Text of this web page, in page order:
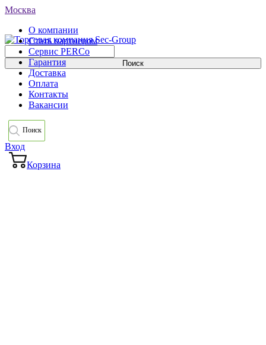
Москва
О компании
Стать партнером
Сервис PERCo
Гарантия
Доставка
Оплата
Контакты
Вакансии
Поиск
Вход
Корзина